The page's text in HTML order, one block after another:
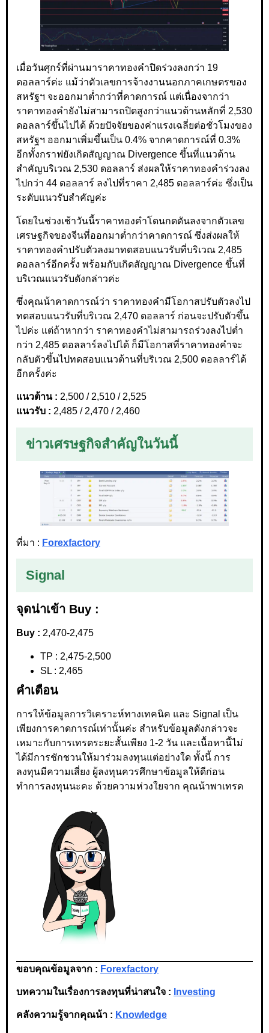
เมื่อวันศุกร์ที่ผ่านมาราคาทองคำปิดร่วงลงกว่า 19
ดอลลาร์ค่ะ แม้ว่าตัวเลขการจ้างงานนอกภาคเกษตรของ
สหรัฐฯ จะออกมาต่ำกว่าที่คาดการณ์ แต่เนื่องจากว่า
ราคาทองคำยังไม่สามารถปิดสูงกว่าแนวต้านหลักที่ 2,530
ดอลลาร์ขึ้นไปได้ ด้วยปัจจัยของค่าแรงเฉลี่ยต่อชั่วโมงของ
สหรัฐฯ ออกมาเพิ่มขึ้นเป็น 0.4% จากคาดการณ์ที่ 0.3%
อีกทั้งกราฟยังเกิดสัญญาณ Divergence ขึ้นที่แนวต้าน
สำคัญบริเวณ 2,530 ดอลลาร์ ส่งผลให้ราคาทองคำร่วงลง
ไปกว่า 44 ดอลลาร์ ลงไปที่ราคา 2,485 ดอลลาร์ค่ะ ซึ่งเป็น
ระดับแนวรับสำคัญค่ะ
โดยในช่วงเช้าวันนี้ราคาทองคำโดนกดดันลงจากตัวเลข
เศรษฐกิจของจีนที่ออกมาต่ำกว่าคาดการณ์ ซึ่งส่งผลให้
ราคาทองคำปรับตัวลงมาทดสอบแนวรับที่บริเวณ 2,485
ดอลลาร์อีกครั้ง พร้อมกับเกิดสัญญาณ Divergence ขึ้นที่
บริเวณแนวรับดังกล่าวค่ะ
ซึ่งคุณน้าคาดการณ์ว่า ราคาทองคำมีโอกาสปรับตัวลงไป
ทดสอบแนวรับที่บริเวณ 2,470 ดอลลาร์ ก่อนจะปรับตัวขึ้น
ไปค่ะ แต่ถ้าหากว่า ราคาทองคำไม่สามารถร่วงลงไปต่ำ
กว่า 2,485 ดอลลาร์ลงไปได้ ก็มีโอกาสที่ราคาทองคำจะ
กลับตัวขึ้นไปทดสอบแนวต้านที่บริเวณ 2,500 ดอลลาร์ได้
อีกครั้งค่ะ
แนวต้าน : 2,500 / 2,510 / 2,525
แนวรับ : 2,485 / 2,470 / 2,460
ข่าวเศรษฐกิจสำคัญในวันนี้
ที่มา : Forexfactory
Signal
จุดน่าเข้า Buy :
Buy : 2,470-2,475
TP : 2,475-2,500
SL : 2,465
คำเตือน
การให้ข้อมูลการวิเคราะห์ทางเทคนิค และ Signal เป็น
เพียงการคาดการณ์เท่านั้นค่ะ สำหรับข้อมูลดังกล่าวจะ
เหมาะกับการเทรดระยะสั้นเพียง 1-2 วัน และเนื้อหานี้ไม่
ได้มีการชักชวนให้มาร่วมลงทุนแต่อย่างใด ทั้งนี้ การ
ลงทุนมีความเสี่ยง ผู้ลงทุนควรศึกษาข้อมูลให้ดีก่อน
ทำการลงทุนนะคะ ด้วยความห่วงใยจาก คุณน้าพาเทรด
ขอบคุณข้อมูลจาก : Forexfactory
บทความในเรื่องการลงทุนที่น่าสนใจ : Investing
คลังความรู้จากคุณน้า : Knowledge